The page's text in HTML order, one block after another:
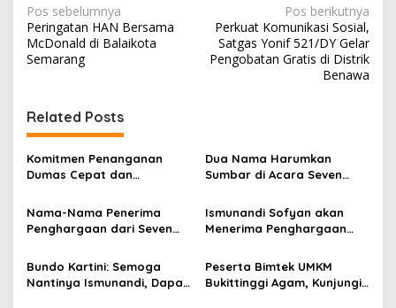
N
a
v
g
a
s
i
p
o
s
Pos sebelumnya
Peringatan HAN Bersama
McDonald di Balaikota
Semarang
Pos berikutnya
Perkuat Komunikasi Sosial,
Satgas Yonif 521/DY Gelar
Pengobatan Gratis di Distrik
Benawa
Related Posts
Komitmen Penanganan
Dumas Cepat dan
Polda Bali Kunjungi
Langsung Pelapor yang
Didampingi Tim FERADI WPI
Dua Nama Harumkan
Sumbar di Acara Seven
Nama-Nama Penerima
Penghargaan dari Seven
Indonesia
Ismunandi Sofyan akan
Menerima Penghargaan
Of Indonesia 2024 oleh
Seven Media Asia
Bundo Kartini: Semoga
Nantinya Ismunandi, Dapat
Peserta Bimtek UMKM
Bukittinggi Agam, Kunjungi